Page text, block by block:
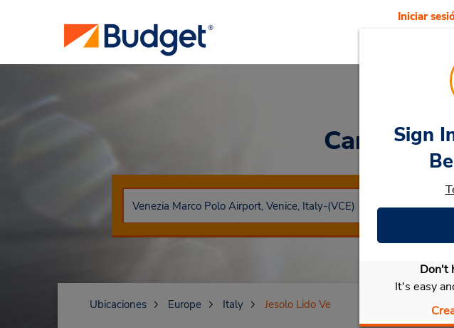
Iniciar
Car
Sign
Don't
It's easy
Ubicaciones Europe Italy Jesolo Lido Ve